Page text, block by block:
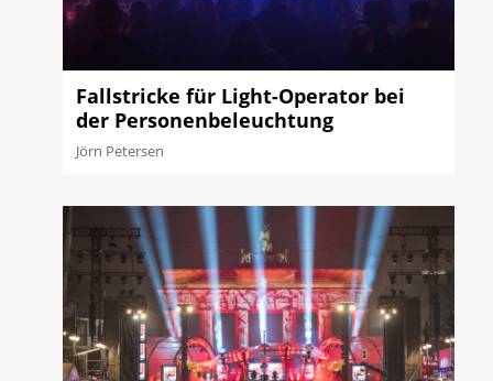
Fallstricke für Light-Operator bei
der Personenbeleuchtung
Jörn Petersen